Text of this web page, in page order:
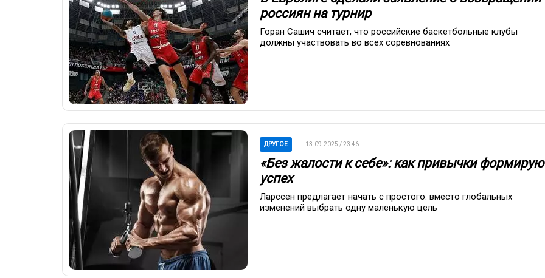
россиян на турнир
Горан Сашич считает, что российские баскетбольные клубы
должны участвовать во всех соревнованиях
ДРУГОЕ 13.09.2025 / 23:46
«Без жалости к себе»: как привычки
успех
Ларссен предлагает начать с простого: вместо глобальных
изменений выбрать одну маленькую цель